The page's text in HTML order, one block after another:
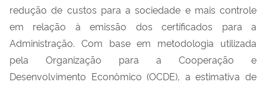
redução de custos para a sociedade e mais controle
em relação à emissão dos certificados para a
Administração. Com base em metodologia utilizada
pela Organização para a Cooperação e
Desenvolvimento Econômico (OCDE), a estimativa de